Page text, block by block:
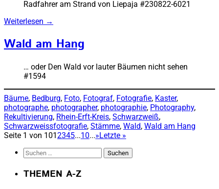
Radfahrer am Strand von Liepaja #230822-6021
Weiterlesen →
Wald am Hang
… oder Den Wald vor lauter Bäumen nicht sehen
#1594
Bäume, Bedburg, Foto, Fotograf, Fotografie, Kaster
photographe, photographer, photographie, Photography
Rekultivierung, Rhein-Erft-Kreis, Schwarzweiß
Schwarzweissfotografie, Stämme, Wald, Wald am Hang
Seite 1 von 101 2345...10...»Letzte »
Suchen
THEMEN A-Z